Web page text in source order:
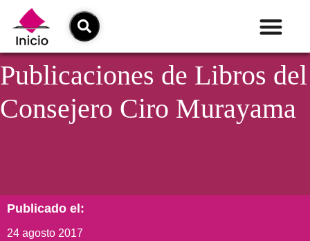
Publicaciones de Libros del
Consejero Ciro Murayama
Publicado el:
24 agosto 2017